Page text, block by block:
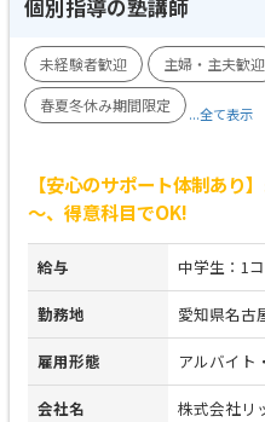
個別指導の塾講師
未経験者歓迎 主婦・主夫歓迎
春夏冬休み期間限定
...全て表示
【安心のサポート体制あり
～、得意科目でOK!
給与 中学生：1
勤務地 愛知県名古
雇用形態 アルバイト
会社名
株式会社リ